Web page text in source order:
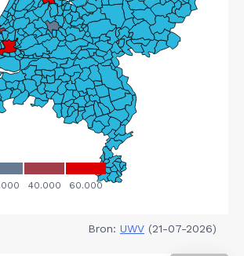
Bron: UWV (21-07-2026)